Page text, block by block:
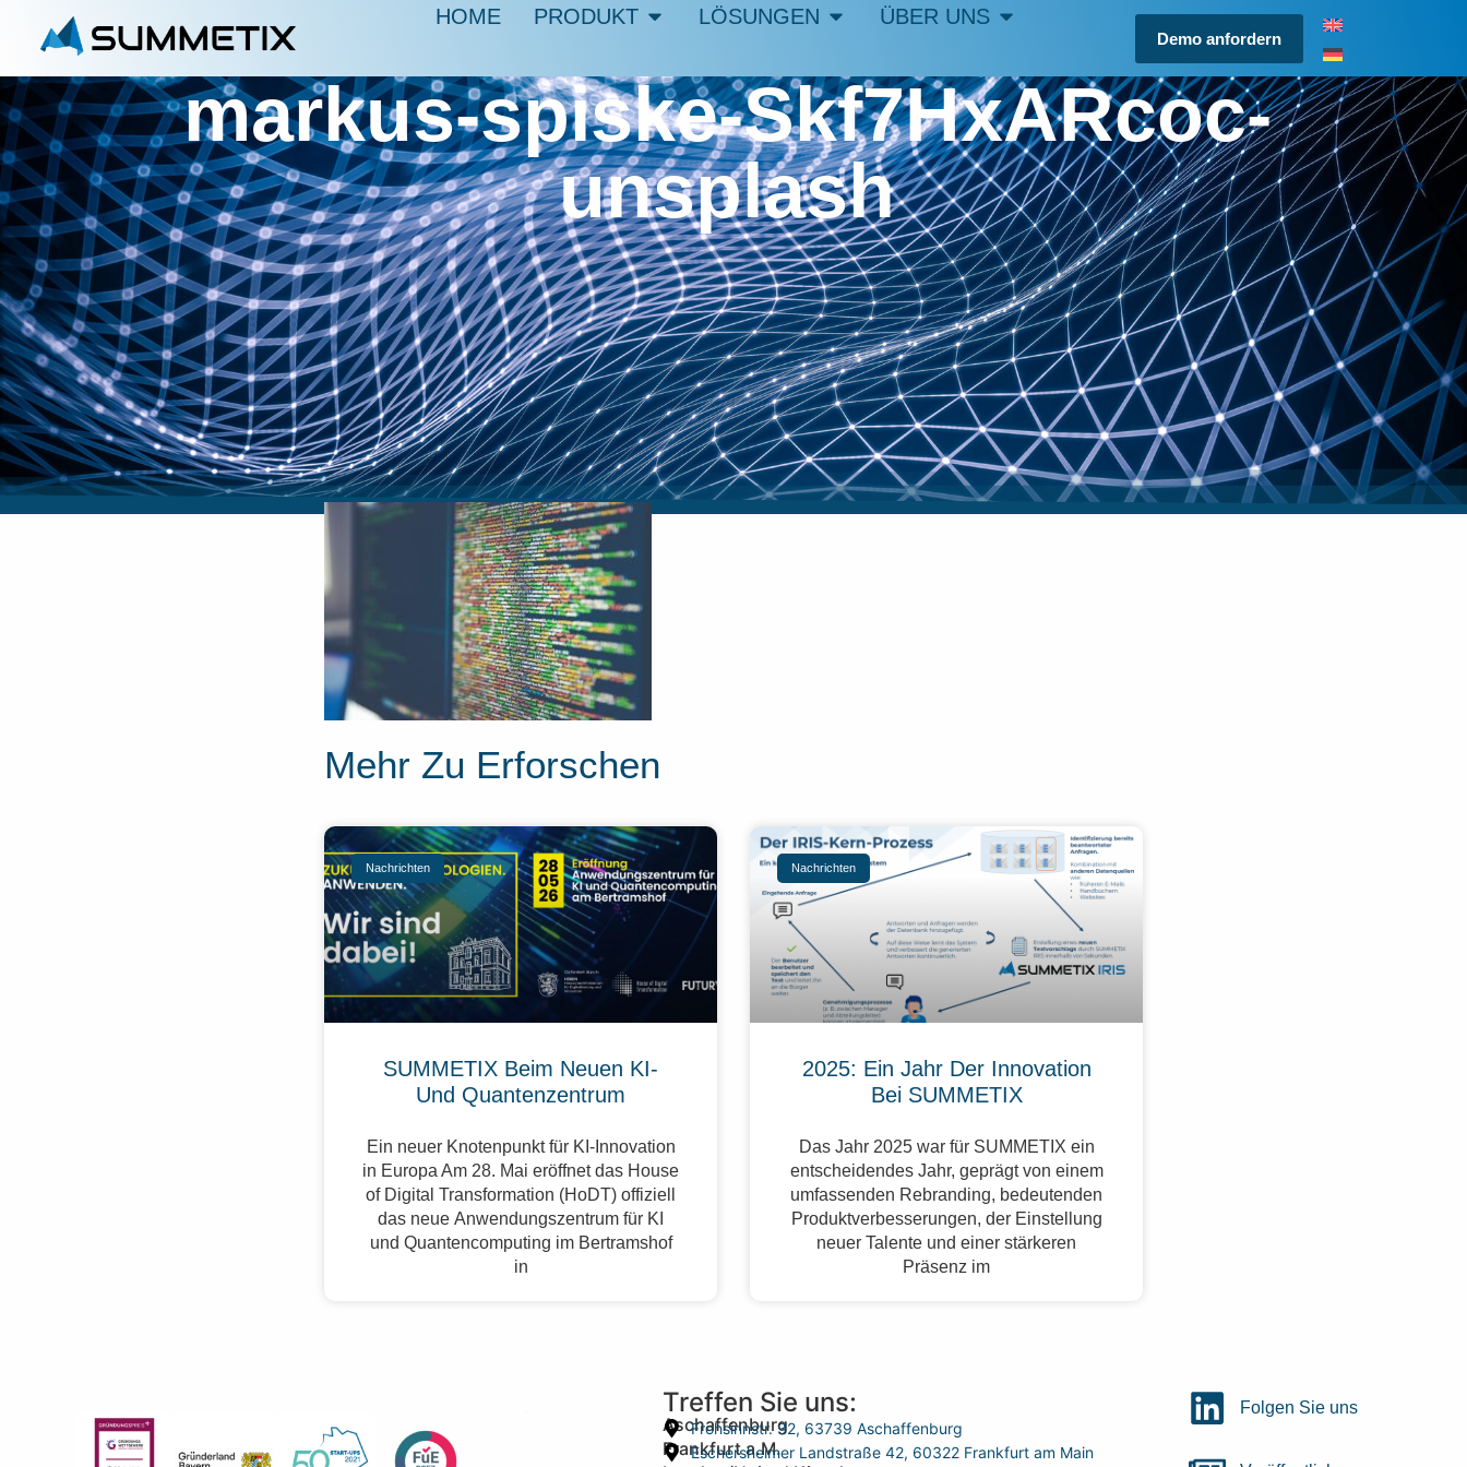
HOME PRODUKT LÖSUNGEN ÜBER UNS
Demo anfordern
markus-spiske-Skf7HxARcoc-
unsplash
Mehr Zu Erforschen
Nachrichten
SUMMETIX Beim Neuen KI-
Und Quantenzentrum
Ein neuer Knotenpunkt für KI-Innovation
in Europa Am 28. Mai eröffnet das House
of Digital Transformation (HoDT) offiziell
das neue Anwendungszentrum für KI
und Quantencomputing im Bertramshof
in
Nachrichten
2025: Ein Jahr Der Innovation
Bei SUMMETIX
Das Jahr 2025 war für SUMMETIX ein
entscheidendes Jahr, geprägt von einem
umfassenden Rebranding, bedeutenden
Produktverbesserungen, der Einstellung
neuer Talente und einer stärkeren
Präsenz im
Treffen Sie uns:
Aschaffenburg
Frohsinnstr. 32, 63739 Aschaffenburg
Frankfurt a.M.
Eschersheimer Landstraße 42, 60322 Frankfurt am Main
Folgen Sie uns